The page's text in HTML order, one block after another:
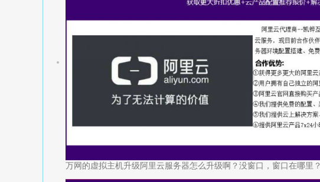
万网的虚拟主机升级阿里云服务器怎么升级啊？没窗口，窗口在哪里？